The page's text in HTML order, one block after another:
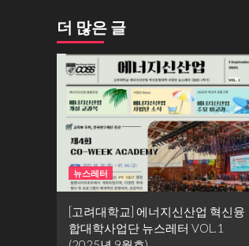
더 많은 글
뉴스레터
[고려대학교] 에너지신산업 혁신융
합대학사업단 뉴스레터 VOL.1